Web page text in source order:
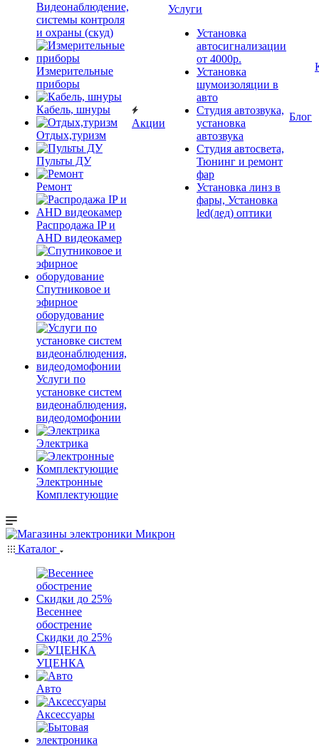
Видеонаблюдение,
системы контроля
и охраны (скуд)
Измерительные
приборы
Кабель, шнуры
Отдых,туризм
Пульты ДУ
Ремонт
Распродажа IP и
AHD видеокамер
Спутниковое и
эфирное
оборудование
Услуги по
установке систем
видеонаблюдения,
видеодомофонии
Электрика
Электронные
Комплектующие
Акции
Услуги
Установка
автосигнализации
от 4000р.
Установка
шумоизоляции в
авто
Студия автозвука,
установка
автозвука
Студия автосвета,
Тюнинг и ремонт
фар
Установка линз в
фары, Установка
led(лед) оптики
Блог
Каталог
Весеннее
обострение
Скидки до 25%
УЦЕНКА
Авто
Аксессуары